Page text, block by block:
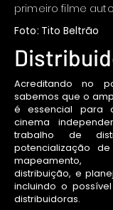
primeiro filme
Foto: Tito Beltrão
Acreditando no
sabemos que o
é essencial para
cinema
trabalho de
potencialização
mapeamento,
distribuição, e
incluindo o
distribuidoras.